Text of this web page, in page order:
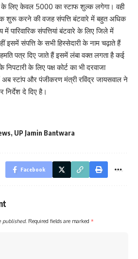
के लिए केवल 5000 का स्टाफ शुल्क लगेगा। वही
शुरू करने की वजह संपत्ति बंटवारे में बहुत अधिक
में पारिवारिक संपत्तियां बंटवारे के लिए जिले में
इसमें संपत्ति के सभी हिस्सेदारी के नाम चढ़ाते हैं
पत्र दिए जाते हैं इसमें लंबा वक्त लगता है कई
निपटारी के लिए पक्ष कोर्ट का भी दरवाजा
स्टांप और पंजीकरण मंत्री रविंद्र जायसवाल ने
निर्देश दे दिए है।
, UP Jamin Bantwara
Facebook
published. Required fields are marked *